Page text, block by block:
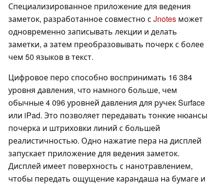
Специализированное приложение для ведения
заметок, разработанное совместно с Jnotes может
одновременно записывать лекции и делать
заметки, а затем преобразовывать почерк с более
чем 50 языков в текст.
Цифровое перо способно воспринимать 16 384
уровня давления, что намного больше, чем
обычные 4 096 уровней давления для ручек Surface
или iPad. Это позволяет передавать тонкие нюансы
почерка и штриховки линий с большей
реалистичностью. Одно нажатие пера на дисплей
запускает приложение для ведения заметок.
Дисплей имеет поверхность с нанотравлением,
чтобы передать ощущение карандаша на бумаге и